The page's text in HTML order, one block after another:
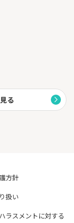
る
方針
扱い
ラスメントに対する